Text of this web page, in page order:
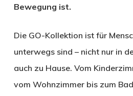
Bewegung ist.
Die GO-Kollektion ist für
unterwegs sind – nicht nur in
auch zu Hause. Vom
vom Wohnzimmer bis zum